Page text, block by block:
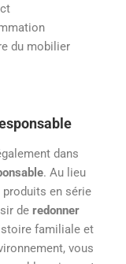
du mobilier
dans
. Au lieu
produits en série
de redonner
familiale et
vous